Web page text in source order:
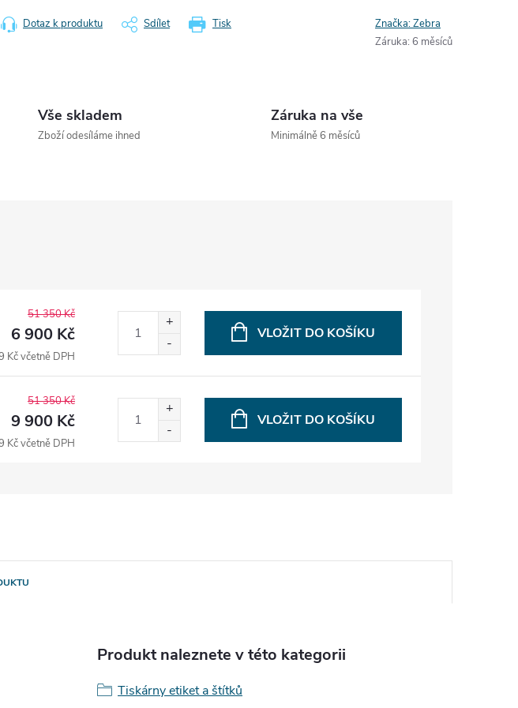
Tisk
Dotaz k produktu Sdílet Značka:Zebra
Záruka: 6 měsíců
Vše skladem
Zboží odesíláme ihned
Záruka na vše
Minimálně 6 měsíců
51 350 Kč
6 900 Kč
Kč včetně DPH
VLOŽIT DO KOŠÍKU
51 350 Kč
9 900 Kč
Kč včetně DPH
VLOŽIT DO KOŠÍKU
Produkt naleznete v této kategorii
Tiskárny etiket a štítků